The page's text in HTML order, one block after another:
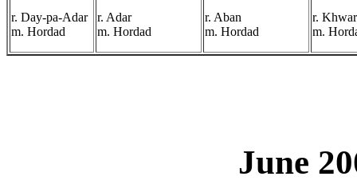
r. Day-pa-Adar
m. Hordad
r. Adar
m. Hordad
r. Aban
m. Hordad
r.
m.
June